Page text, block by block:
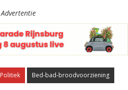
Advertentie
Politiek Bed-bad-broodvoorziening